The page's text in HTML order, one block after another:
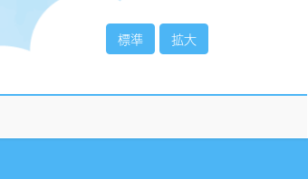
標準 拡大